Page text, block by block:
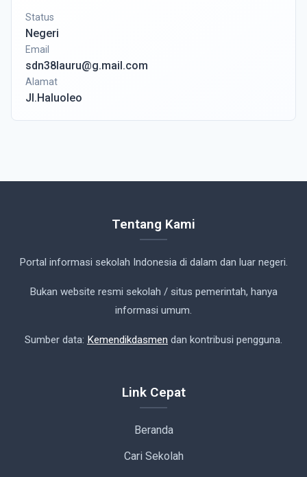
Status
Negeri
Email
sdn38lauru@g.mail.com
Alamat
Jl.Haluoleo
Tentang Kami
Portal informasi sekolah Indonesia di dalam dan luar negeri.
Bukan website resmi sekolah / situs pemerintah, hanya
informasi umum.
Sumber data: Kemendikdasmen dan kontribusi pengguna.
Link Cepat
Beranda
Cari Sekolah